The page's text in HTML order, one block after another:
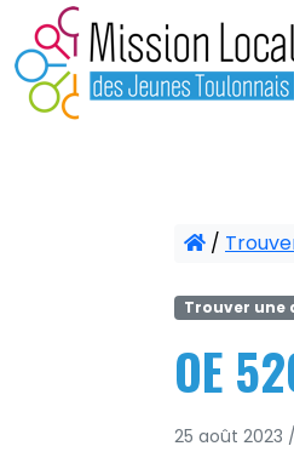
/
Trouver une
OE
25 août 2023 /
Panneau de gestion des cookies